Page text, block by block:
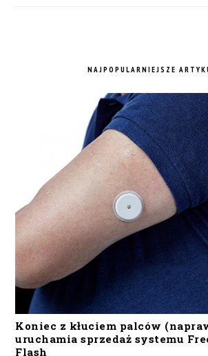
NAJPOPULARNIEJSZE
Koniec z kłuciem palców
uruchamia sprzedaż systemu
Flash